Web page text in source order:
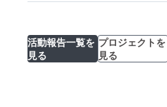
活動報告一覧を
見る
プロジェクトを
見る